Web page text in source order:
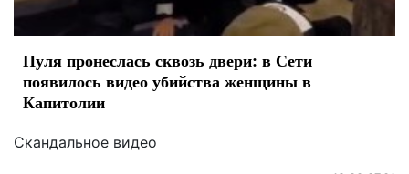
Пуля пронеслась сквозь двери: в Сети
появилось видео убийства женщины в
Капитолии
Скандальное видео